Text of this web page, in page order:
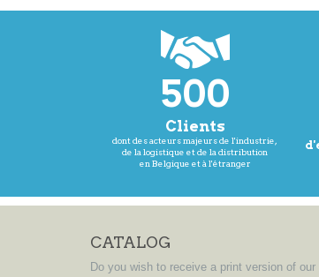
500
Clients
dont des acteurs majeurs de l'industrie,
de la logistique et de la distribution
en Belgique et à l'étranger
CATALOG
Do you wish to receive a print version of our